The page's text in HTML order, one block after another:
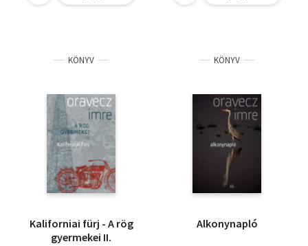
KÖNYV
Kaliforniai fürj - A rög
gyermekei II.
KÖNYV
Alkonynapló